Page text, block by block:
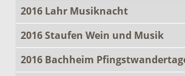
2016 Lahr Musiknacht
2016 Staufen Wein und Musik
2016 Bachheim